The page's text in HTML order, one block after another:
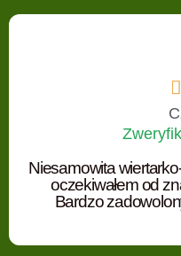

Niesamowita
oczekiwałem od
Bardzo